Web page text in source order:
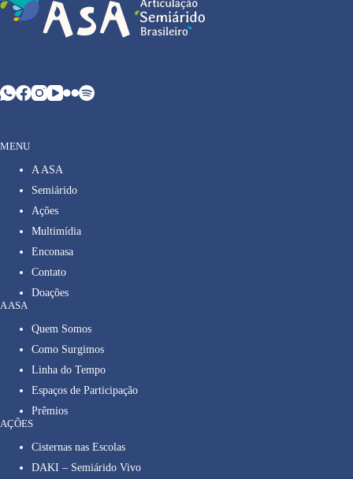
MENU
A ASA
Semiárido
Ações
Multimídia
Enconasa
Contato
Doações
A ASA
Quem Somos
Como Surgimos
Linha do Tempo
Espaços de Participação
Prêmios
AÇÕES
Cisternas nas Escolas
DAKI – Semiárido Vivo